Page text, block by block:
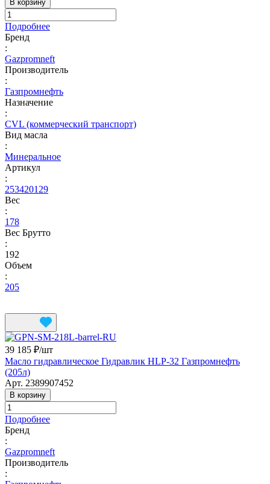
В корзину
Подробнее
Бренд
:
Gazpromneft
Производитель
:
Газпромнефть
Назначение
:
CVL (коммерческий транспорт)
Вид масла
:
Минеральное
Артикул
:
253420129
Вес
:
178
Вес Брутто
:
192
Объем
:
205
39 185 ₽/шт
Масло гидравлическое Гидравлик HLP-32 Газпромнефть
(205л)
Арт. 2389907452
В корзину
Подробнее
Бренд
:
Gazpromneft
Производитель
: